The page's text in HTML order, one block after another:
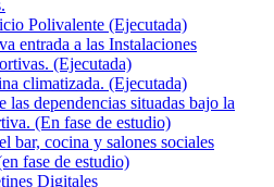
Polivalente (Ejecutada)
entrada a las Instalaciones
(Ejecutada)
climatizada. (Ejecutada)
las dependencias situadas bajo la
(En fase de estudio)
bar, cocina y salones sociales
fase de estudio)
Digitales